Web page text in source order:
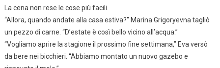
La cena non rese le cose più facili.
“Allora, quando andate alla casa estiva?” Marina Grigoryevna tagliò
un pezzo di carne. “D’estate è così bello vicino all’acqua.”
“Vogliamo aprire la stagione il prossimo fine settimana,” Eva versò
da bere nei bicchieri. “Abbiamo montato un nuovo gazebo e